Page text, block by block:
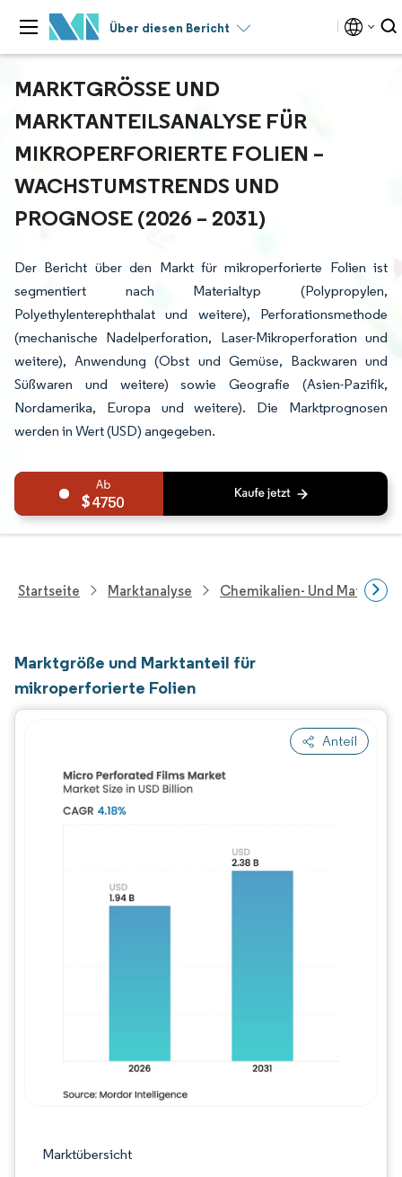
Über diesen Bericht
MARKTGRÖSSE UND M
ARKTANTEILSANALYSE FÜR M
IKROPERFORIERTE FOLIEN – W
ACHSTUMSTRENDS UND P
ROGNOSE (2026 – 2031)
Der Bericht über den Markt für mikroperforierte Folien ist
segmentiert nach Materialtyp (Polypropylen,
Polyethylenterephthalat und weitere), Perforationsmethode
(mechanische Nadelperforation, Laser-Mikroperforation und
weitere), Anwendung (Obst und Gemüse, Backwaren und
Süßwaren und weitere) sowie Geografie (Asien-Pazifik,
Nordamerika, Europa und weitere). Die Marktprognosen
werden in Wert (USD) angegeben.
4750
Startseite Marktanalyse Chemikalien- Und
Marktgröße und Marktanteil für
mikroperforierte Folien
Anteil
Marktübersicht